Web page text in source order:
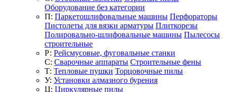
Оборудование без категории
П: Паркетошлифовальные машины Перфораторы
Пистолеты для вязки арматуры Плиткорезы
Полировально-шлифовальные машины Пылесосы
строительные
Р: Рейсмусовые, фуговальные станки
С: Сварочные аппараты Строительные фены
Т: Тепловые пушки Торцовочные пилы
У: Установки алмазного бурения
Ц: Циркулярные пилы